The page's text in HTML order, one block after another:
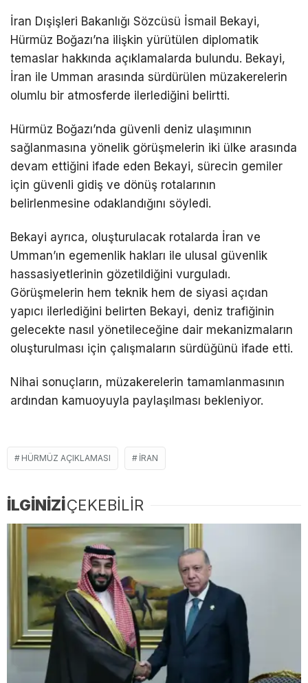
İran Dışişleri Bakanlığı Sözcüsü İsmail Bekayi,
Hürmüz Boğazı’na ilişkin yürütülen diplomatik
temaslar hakkında açıklamalarda bulundu. Bekayi,
İran ile Umman arasında sürdürülen müzakerelerin
olumlu bir atmosferde ilerlediğini belirtti.
Hürmüz Boğazı’nda güvenli deniz ulaşımının
sağlanmasına yönelik görüşmelerin iki ülke arasında
devam ettiğini ifade eden Bekayi, sürecin gemiler
için güvenli gidiş ve dönüş rotalarının
belirlenmesine odaklandığını söyledi.
Bekayi ayrıca, oluşturulacak rotalarda İran ve
Umman’ın egemenlik hakları ile ulusal güvenlik
hassasiyetlerinin gözetildiğini vurguladı.
Görüşmelerin hem teknik hem de siyasi açıdan
yapıcı ilerlediğini belirten Bekayi, deniz trafiğinin
gelecekte nasıl yönetileceğine dair mekanizmaların
oluşturulması için çalışmaların sürdüğünü ifade etti.
Nihai sonuçların, müzakerelerin tamamlanmasının
ardından kamuoyuyla paylaşılması bekleniyor.
HÜRMÜZ AÇIKLAMASI İRAN
İLGİNİZİÇEKEBİLİR